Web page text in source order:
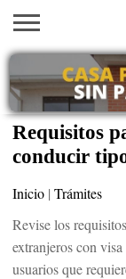
INICIO
AYUDAS
ECONÓMICAS
VACANTES
EN EEUU
SACA
TU
VISA
EMPLEOS
TRÁMITES
PRÉSTAMOS
CURSOS
HOGAR
BELLEZA
Requisitos
conducir
Inicio | Trámites
Revise los
extranjeros con
usuarios que